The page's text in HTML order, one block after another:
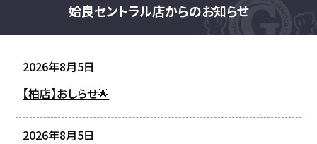
姶良セントラル店からのお知らせ
2026年8月5日
【柏店】おしらせ🌟
2026年8月5日